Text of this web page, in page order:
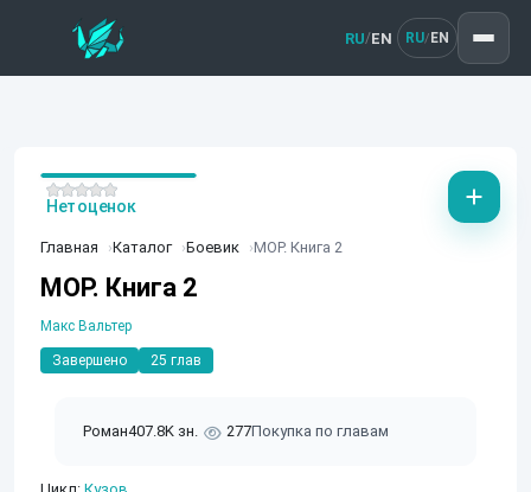
RU/EN RU/ EN
Главная Каталог Боевик МОР. Книга 2
МОР. Книга 2
Макс Вальтер
Завершено 25 глав
Роман407.8K зн. 277Покупка по главам
Нет оценок